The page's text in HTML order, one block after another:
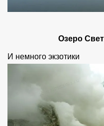
Озеро
И немного экзотики